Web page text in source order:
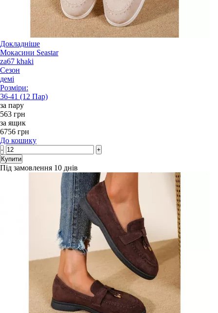
Докладніше
Мокасини Seastar
za67 khaki
Сезон
демі
Розміри:
36-41 (12 Пар)
за пару
563 грн
за ящик
6756 грн
До кошику
-
+
Купити
Під замовлення 10 днів